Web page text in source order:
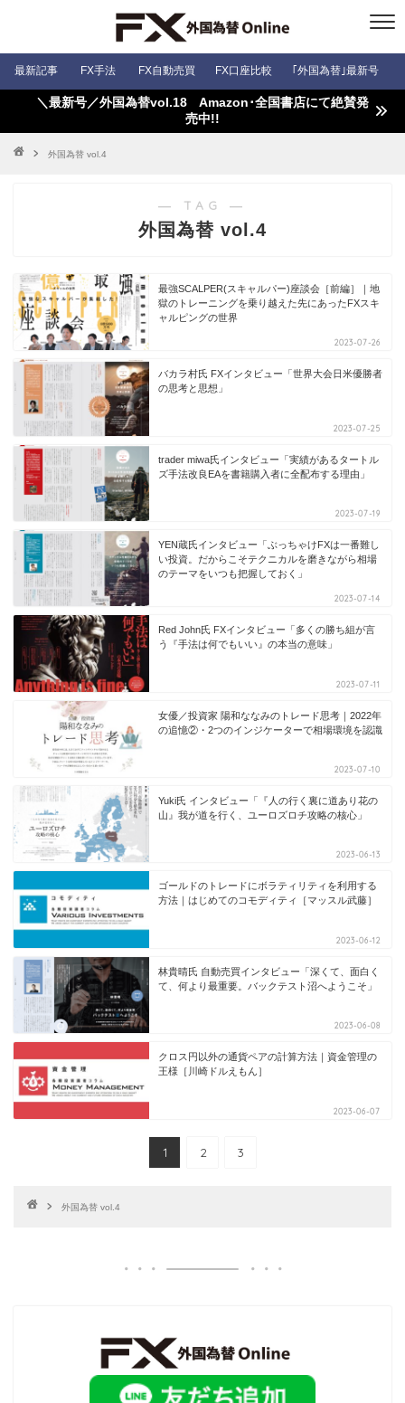
最新記事 FX手法 FX自動売買 FX口座比較 ｢外国為替｣最新号
＼最新号／外国為替vol.18 Amazon･全国書店にて絶賛発
売中!!
外国為替 vol.4
― TAG ―
外国為替 vol.4
最強SCALPER(スキャルパー)座談会［前編］｜地
獄のトレーニングを乗り越えた先にあったFXスキ
ャルピングの世界
2023-07-26
バカラ村氏 FXインタビュー「世界大会日米優勝者
の思考と思想」
2023-07-25
trader miwa氏インタビュー「実績があるタートル
ズ手法改良EAを書籍購入者に全配布する理由」
2023-07-19
YEN蔵氏インタビュー「ぶっちゃけFXは一番難し
い投資。だからこそテクニカルを磨きながら相場
のテーマをいつも把握しておく」
2023-07-14
Red John氏 FXインタビュー「多くの勝ち組が言
う『手法は何でもいい』の本当の意味」
2023-07-11
女優／投資家 陽和ななみのトレード思考｜2022年
の追憶②・2つのインジケーターで相場環境を認識
2023-07-10
Yuki氏 インタビュー「『人の行く裏に道あり花の
山』我が道を行く、ユーロズロチ攻略の核心」
2023-06-13
ゴールドのトレードにボラティリティを利用する
方法｜はじめてのコモディティ［マッスル武藤］
2023-06-12
林貴晴氏 自動売買インタビュー「深くて、面白く
て、何より最重要。バックテスト沼へようこそ」
2023-06-08
クロス円以外の通貨ペアの計算方法｜資金管理の
王様［川崎ドルえもん］
2023-06-07
1 2 3
外国為替 vol.4